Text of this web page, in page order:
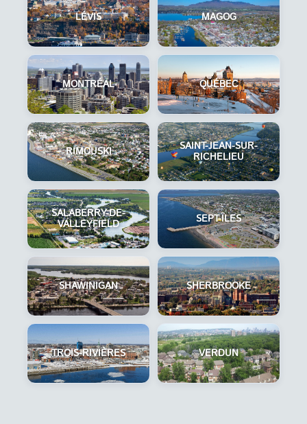
LÉVIS MAGOG
MONTRÉAL QUÉBEC
RIMOUSKI
SAINT-JEAN-SUR-
RICHELIEU
SALABERRY-DE-
VALLEYFIELD
SEPT-ÎLES
SHAWINIGAN SHERBROOKE
TROIS-RIVIÈRES VERDUN